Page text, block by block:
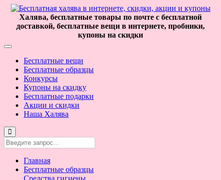
Халява, бесплатные товары по почте с бесплатной
доставкой, бесплатные вещи в интернете, пробники,
купоны на скидки
Бесплатные вещи
Бесплатные образцы
Конкурсы
Купоны на скидку
Бесплатные подарки
Акции и скидки
Наша Халява
Главная
Бесплатные образцы
Средства гигиены